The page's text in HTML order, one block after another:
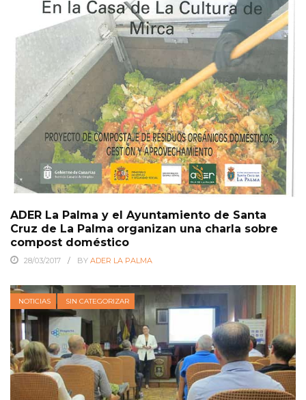
ADER La Palma y el Ayuntamiento de Santa
Cruz de La Palma organizan una charla sobre
compost doméstico
28/03/2017 BY ADER LA PALMA
NOTICIAS SIN CATEGORIZAR